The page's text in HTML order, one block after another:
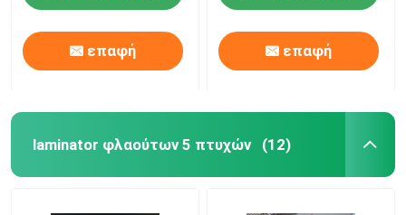
επαφή επαφή
laminator φλαούτων 5 πτυχών (12)